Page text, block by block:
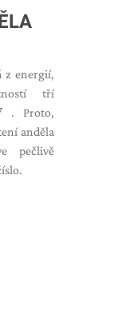
z energií,
tří
. Proto,
anděla
pečlivě